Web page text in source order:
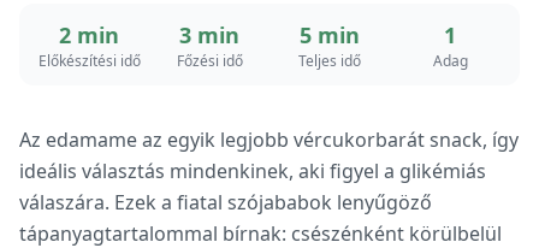
2 min
Előkészítési idő
3 min
Főzési idő
5 min
Teljes idő
1
Adag
Az edamame az egyik legjobb vércukorbarát snack, így
ideális választás mindenkinek, aki figyel a glikémiás
válaszára. Ezek a fiatal szójababok lenyűgöző
tápanyagtartalommal bírnak: csészénként körülbelül